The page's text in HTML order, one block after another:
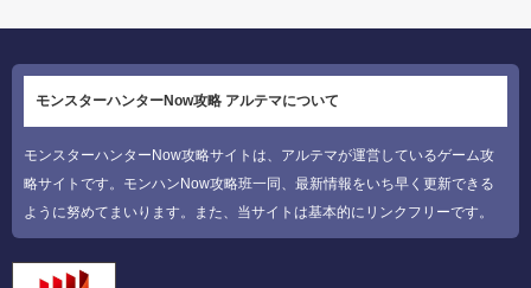
モンスターハンターNow攻略 アルテマについて
モンスターハンターNow攻略サイトは、アルテマが運営しているゲーム攻
略サイトです。モンハンNow攻略班一同、最新情報をいち早く更新できる
ように努めてまいります。また、当サイトは基本的にリンクフリーです。